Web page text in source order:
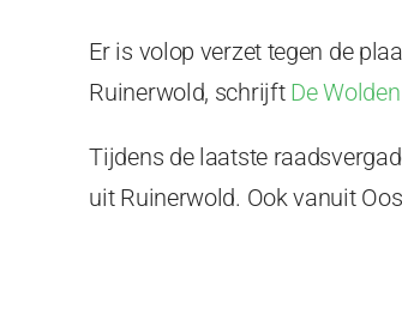
Er is volop verzet tegen de
Ruinerwold, schrijft De
Tijdens de laatste
uit Ruinerwold. Ook vanuit